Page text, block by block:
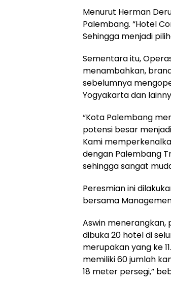
Menurut Herman
Palembang. “Hotel
Sehingga menjadi
Sementara itu,
menambahkan,
sebelumnya
Yogyakarta dan
“Kota Palembang
potensi besar
Kami
dengan Palembang
sehingga sangat
Peresmian ini
bersama
Aswin menerangkan,
dibuka 20 hotel di
merupakan yang ke
memiliki 60 jumlah
18 meter persegi,”